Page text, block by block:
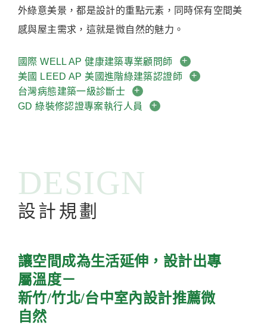
外綠意美景，都是設計的重點元素，同時保有空間美
感與屋主需求，這就是微自然的魅力。
國際 WELL AP 健康建築專業顧問師
美國 LEED AP 美國進階綠建築認證師
台灣病態建築一級診斷士
GD 綠裝修認證專案執行人員
DESIGN
設計規劃
讓空間成為生活延伸，設計出專
屬溫度－
新竹/竹北/台中室內設計推薦微
自然